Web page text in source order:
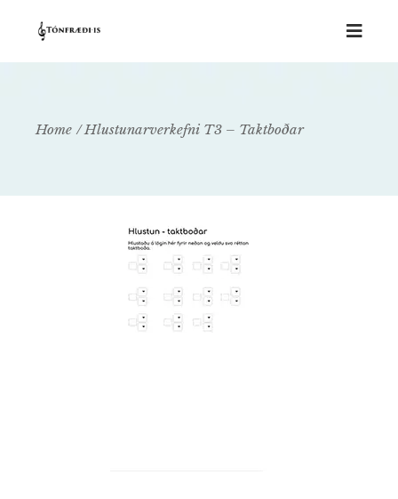
Home Hlustunarverkefni T3 – Taktboðar